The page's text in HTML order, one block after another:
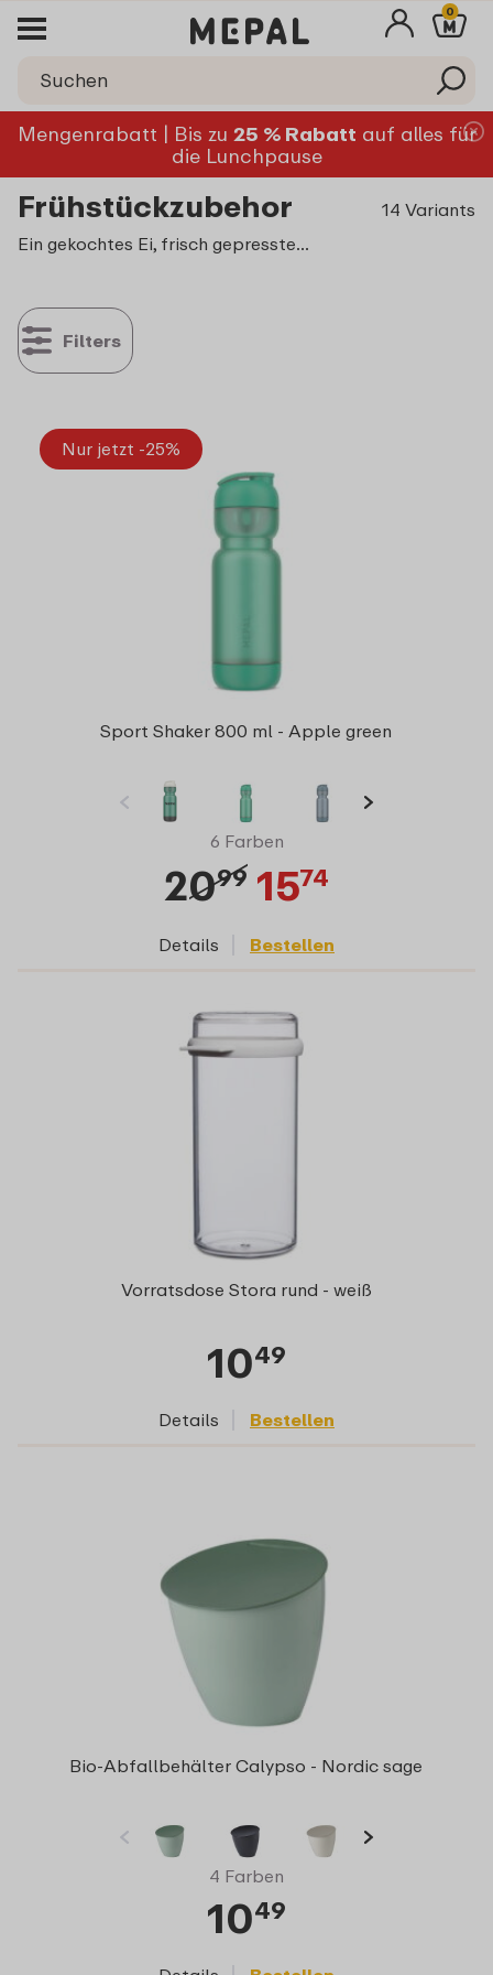
0
Mengenrabatt | Bis zu 25 % Rabatt auf alles für
die Lunchpause
Frühstückzubehor
14 Variants
Ein gekochtes Ei, frisch gepresster Orangensaft sowie ein aromatischer Cappuccino: Besser kannst du doch nicht in den Tag starten! Decke deinen Frühstückstisch einfach, schnell und stilvoll, so kannst du dein Frühstück rundherum genießen. Alle Frühstücksprodukte aus unserem Sortiment sind robust, stabil und stoßfest - kein Grund also, den Tag nicht mit einem Frühstück im Freien zu beginnen!
Filters
Nur jetzt -25%
Sport Shaker 800 ml - Apple green
6 Farben
2099 1574
Details Bestellen
Vorratsdose Stora rund - weiß
1049
Details Bestellen
Bio-Abfallbehälter Calypso - Nordic sage
4 Farben
1049